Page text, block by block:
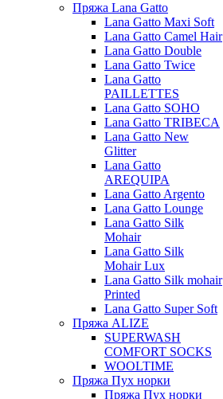
Пряжа Lana Gatto
Lana Gatto Maxi Soft
Lana Gatto Camel Hair
Lana Gatto Double
Lana Gatto Twice
Lana Gatto
PAILLETTES
Lana Gatto SOHO
Lana Gatto TRIBECA
Lana Gatto New
Glitter
Lana Gatto
AREQUIPA
Lana Gatto Argento
Lana Gatto Lounge
Lana Gatto Silk
Mohair
Lana Gatto Silk
Mohair Lux
Lana Gatto Silk mohair
Printed
Lana Gatto Super Soft
Пряжа ALIZE
SUPERWASH
COMFORT SOCKS
WOOLTIME
Пряжа Пух норки
Пряжа Пух норки